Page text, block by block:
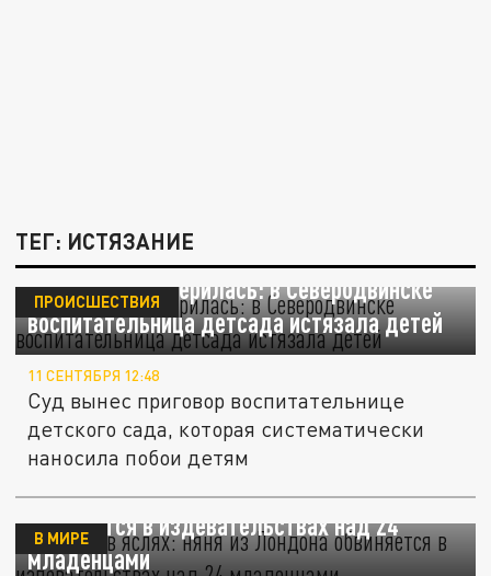
ТЕГ: ИСТЯЗАНИЕ
Избивала и материлась: в Северодвинске
воспитательница детсада истязала детей
ПРОИСШЕСТВИЯ
11 СЕНТЯБРЯ 12:48
Суд вынес приговор воспитательнице
детского сада, которая систематически
наносила побои детям
Кошмар в яслях: няня из Лондона
обвиняется в издевательствах над 24
младенцами
В МИРЕ